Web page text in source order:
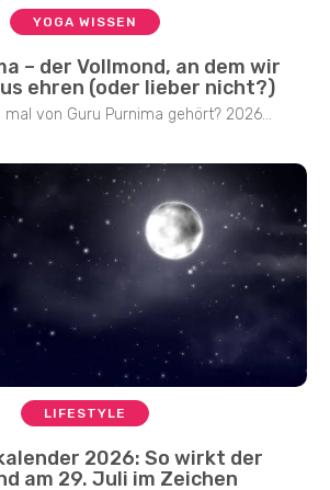
YOGA WISSEN
– der Vollmond, an dem wir
ehren (oder lieber nicht?)
von Guru Purnima gehört? 2026...
LIFESTYLE
2026: So wirkt der
am 29. Juli im Zeichen